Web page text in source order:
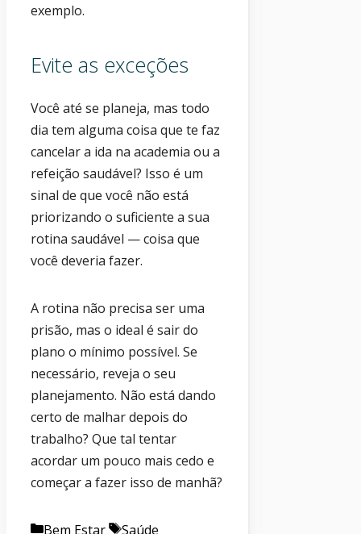
exemplo.
Evite as exceções
Você até se planeja, mas todo
dia tem alguma coisa que te faz
cancelar a ida na academia ou a
refeição saudável? Isso é um
sinal de que você não está
priorizando o suficiente a sua
rotina saudável — coisa que
você deveria fazer.
A rotina não precisa ser uma
prisão, mas o ideal é sair do
plano o mínimo possível. Se
necessário, reveja o seu
planejamento. Não está dando
certo de malhar depois do
trabalho? Que tal tentar
acordar um pouco mais cedo e
começar a fazer isso de manhã?
Categorias
Bem Estar Etiquetas
Saúde